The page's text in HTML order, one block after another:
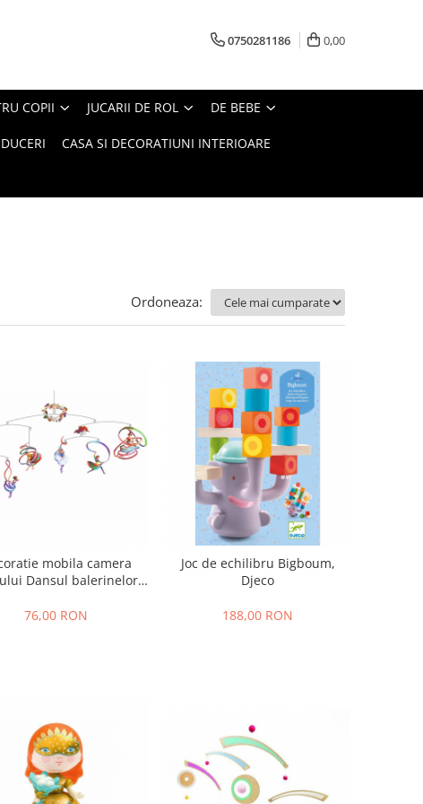
0750281186 0,00
COPII JUCARII DE ROL DE BEBE
CASA SI DECORATIUNI INTERIOARE
Ordoneaza:
mobila camera
Dansul balerinelor,
76,00 RON
Joc de echilibru Bigboum,
Djeco
188,00 RON